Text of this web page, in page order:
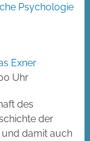
Psychologie
Exner
Uhr
des
der
damit auch